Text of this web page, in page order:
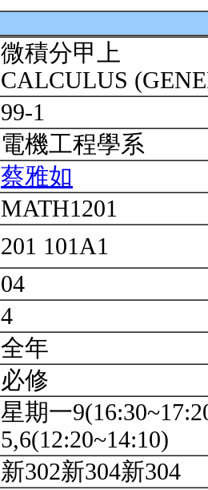
微積分甲上
CALCULUS
99-1
電機工程學系
蔡雅如
MATH1201
201 101A1
04
4
全年
必修
星期一
5,6(12:20~14:10)
新302新304新304